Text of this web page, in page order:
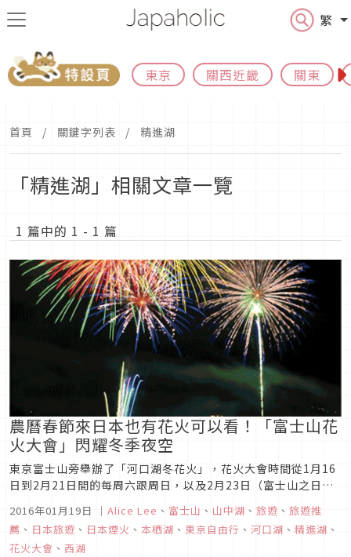
繁
東京 關西近畿 關東
首頁 關鍵字列表 精進湖
「精進湖」相關文章一覽
1 篇中的 1 - 1 篇
農曆春節來日本也有花火可以看！「富士山花
火大會」閃耀冬季夜空
東京富士山旁舉辦了「河口湖冬花火」，花火大會時間從1月16
日到2月21日間的每周六跟周日，以及2月23日（富士山之日）
賞火花映照在湖面的景色。
2016年01月19日 ｜ Alice Lee 、 富士山 、 山中湖 、 旅遊 、 旅遊推
薦 、 日本旅遊 、 日本煙火 、 本栖湖 、 東京自由行 、 河口湖 、 精進湖 、
花火大會 、 西湖